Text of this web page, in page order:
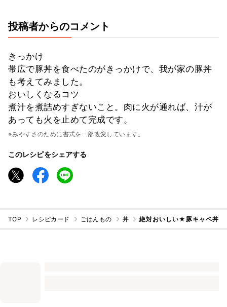
投稿者からのコメント
きっかけ
帯広で豚丼を食べたのがきっかけで、我が家の豚丼
も考えてみました。
おいしくなるコツ
煮汁を煮詰めすぎないこと。肉に火が通れば、汁が
あっても火を止めて完成です。
※みやすさのために書式を一部改変しています。
このレシピをシェアする
TOP レシピカード ごはんもの 丼 絶対おいしい★豚キャベ丼